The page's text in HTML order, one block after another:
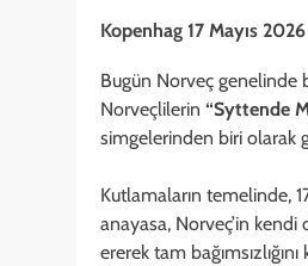
Kopenhag 17 Mayıs 2026
Bugün Norveç genelinde
Norveçlilerin “Syttende
simgelerinden biri olarak
Kutlamaların temelinde,
anayasa, Norveç’in kendi
ererek tam